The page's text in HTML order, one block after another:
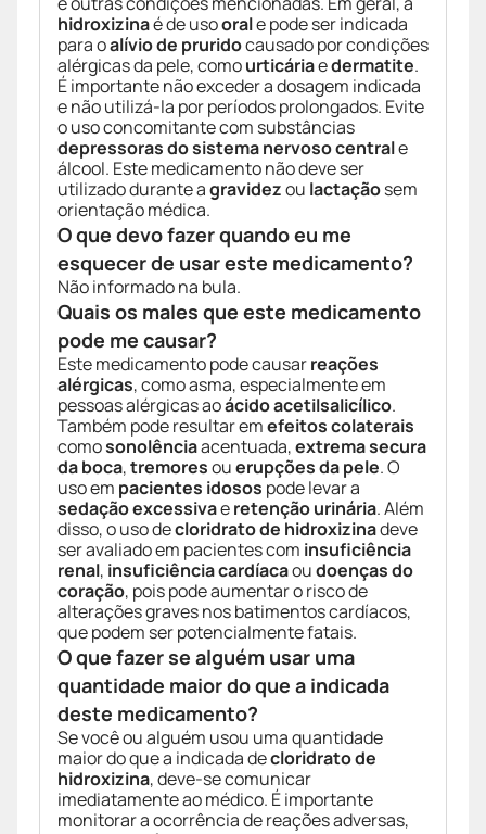
hidroxizinaé de usoorale pode ser indicada
para oalívio de pruridocausado por condições
alérgicas da pele, comourticáriaedermatite.
É importante não exceder a dosagem indicada
e não utilizá-la por períodos prolongados. Evite
o uso concomitante com substâncias
depressoras do sistema nervoso centrale
álcool. Este medicamento não deve ser
utilizado durante agravidezou lactaçãosem
orientação médica.
O que devo fazer quando eu me
esquecer de usar este medicamento?
Não informado na bula.
Quais os males que este medicamento
pode me causar?
Este medicamento pode causarreações
alérgicas, como asma, especialmente em
pessoas alérgicas aoácido acetilsalicílico.
Também pode resultar emefeitos colaterais
comosonolênciaacentuada,extrema secura
da boca,tremoresouerupções da pele. O
uso em pacientes idosos pode levar a
sedação excessivaeretenção urinária. Além
disso, o uso decloridrato de hidroxizinadeve
ser avaliado em pacientes com insuficiência
renal, insuficiência cardíacaoudoenças do
coração, pois pode aumentar o risco de
alterações graves nos batimentos cardíacos,
que podem ser potencialmente fatais.
O que fazer se alguém usar uma
quantidade maior do que a indicada
deste medicamento?
Se você ou alguém usou uma quantidade
maior do que a indicada decloridrato de
hidroxizina, deve-se comunicar
imediatamente ao médico. É importante
monitorar a ocorrência de reações adversas,